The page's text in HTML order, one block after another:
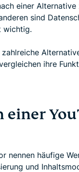
einer
sind
wichtig.
ihre
einer
nennen häufige
und